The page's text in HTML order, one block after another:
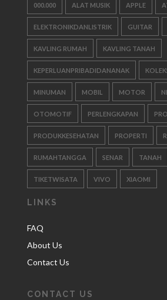
000.000 ALAT MUSIK APPLE
ELEKTRONIKDANLISTRIK GUITAR
KAVLING RUMAH KAVLING TANAH
KEPERLUANPRIBADIDANANAK
MINUMAN MOBIL MOTOR
OTOMOTIF PERLENGKAPAN
PRODUKKESEHATAN PROPERTI
RUMAHTANGGA SENAR TANAH
TIKETWISATA VIVO XIAOMI
LINKS
FAQ
About Us
Contact Us
CONTACT US